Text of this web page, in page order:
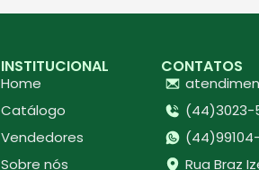
INSTITUCIONAL
Home
Catálogo
Vendedores
Sobre nós
CONTATOS
(44)3023-
Rua Braz